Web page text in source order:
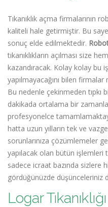
Tıkanıklık açma firmalarının
kaliteli hale getirmiştir. Bu
sonuç elde edilmektedir.
tıkanıklıkların açılması size
kazandıracak. Kolay kolay bu
yapılmayacağını bilen
Bu nedenle çekinmeden tıpkı
dakikada ortalama bir
profesyonelce
hatta uzun yılların tek ve
sorunlarınıza çözümlemeler
yapılacak olan bütün
sadece icraat bazında sizlere
gördüğünüzde düşünceleriniz
Logar